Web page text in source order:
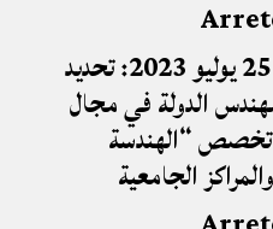
القرار رقم 1017 بتاريخ 25 يوليو 2023: تحديد
الدولة في مجال
تخصص “الهندسة
الجامعية